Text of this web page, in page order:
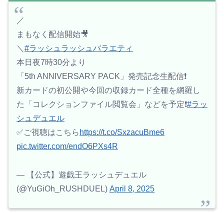
／
まもなく配信開始🎥
＼ #ラッシュラッシュバラエティ
本日夜7時30分より
「5th ANNIVERSARY PACK」発売記念生配信❗️
新カードの初公開や今回の収録カード全種を網羅し
た「コレクションファイル閲覧会」などを予定❗️#ラッ
シュデュエル
✅ご視聴はこちら https://t.co/SxzacuBme6
pic.twitter.com/endO6PXs4R
— 【公式】遊戯王ラッシュデュエル
(@YuGiOh_RUSHDUEL) April 8, 2025